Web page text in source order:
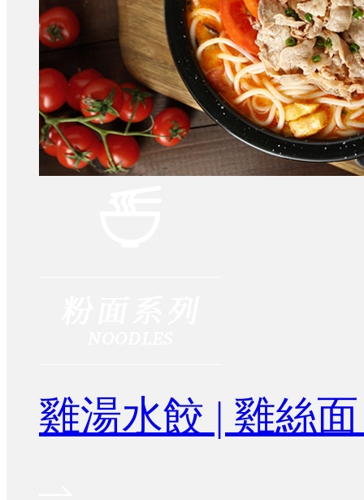
雞湯水餃 | 雞絲